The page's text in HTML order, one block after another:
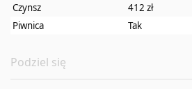
Czynsz
412 zł
Piwnica
Tak
Podziel się